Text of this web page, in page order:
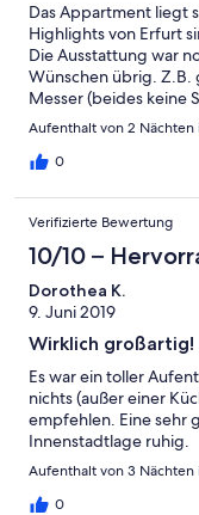
Das Appartment liegt
Highlights von Erfurt
Die Ausstattung war
Wünschen übrig. Z.B.
Messer (beides keine
sowie Bett + Stuhl für
Aufenthalt von 2 Nächten
0
Verifizierte Bewertung
10/10 –
Dorothea K.
9. Juni 2019
Wirklich großartig!
Es war ein toller
nichts (außer einer
empfehlen. Eine sehr
Innenstadtlage ruhig.
Aufenthalt von 3 Nächten
0